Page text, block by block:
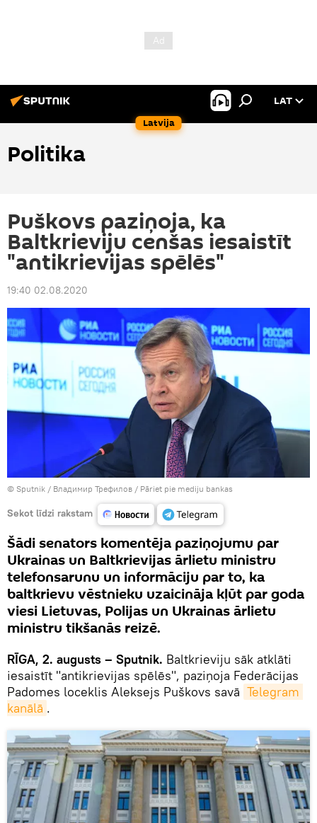
Latvija
LAT
Politika
Puškovs paziņoja, ka
Baltkrieviju cenšas iesaistīt
"antikrievijas spēlēs"
19:40 02.08.2020
© Sputnik / Владимир Трефилов / Pāriet pie mediju bankas
Sekot līdzi rakstam
Šādi senators komentēja paziņojumu par
Ukrainas un Baltkrievijas ārlietu ministru
telefonsarunu un informāciju par to, ka
baltkrievu vēstnieku uzaicināja kļūt par goda
viesi Lietuvas, Polijas un Ukrainas ārlietu
ministru tikšanās reizē.
RĪGA, 2. augusts – Sputnik. Baltkrieviju sāk atklāti
iesaistīt "antikrievijas spēlēs", paziņoja Federācijas
Padomes loceklis Aleksejs Puškovs savā Telegram
kanālā .